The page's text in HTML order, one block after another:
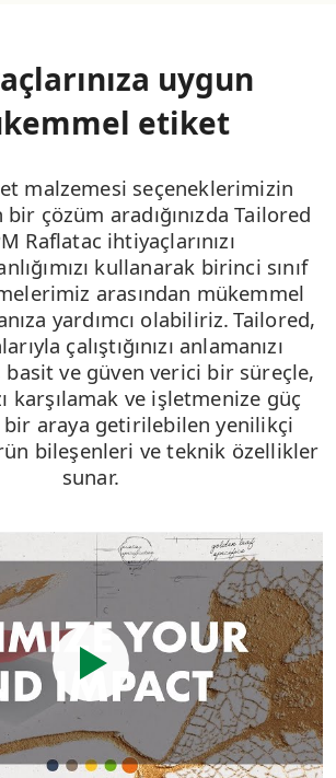
uygun
etiket
malzemesi seçeneklerimizin
çözüm aradığınızda Tailored
Raflatac ihtiyaçlarınızı
kullanarak birinci sınıf
arasından mükemmel
yardımcı olabiliriz. Tailored,
çalıştığınızı anlamanızı
basit ve güven verici bir süreçle,
karşılamak ve işletmenize güç
araya getirilebilen yenilikçi
bileşenleri ve teknik özellikler
sunar.